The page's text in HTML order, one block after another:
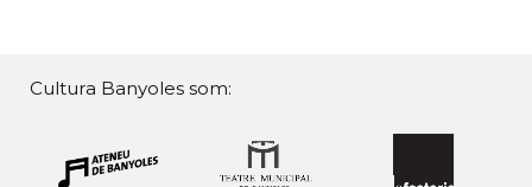
Cultura Banyoles som: